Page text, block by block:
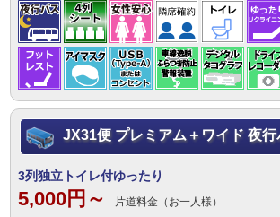
JX31便 プレミアム＋ワイド 夜行
3列独立トイレ付ゆったり
5,000円～ 片道料金（お一人様）